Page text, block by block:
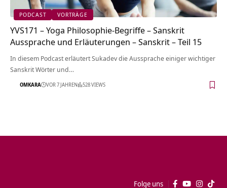
PODCAST VORTRÄGE
YVS171 – Yoga Philosophie-Begriffe – Sanskrit
Aussprache und Erläuterungen – Sanskrit – Teil 15
In diesem Podcast erläutert Sukadev die Aussprache einiger wichtiger
Sanskrit Wörter und…
OMKARA VOR 7 JAHREN 528 VIEWS
Folge uns